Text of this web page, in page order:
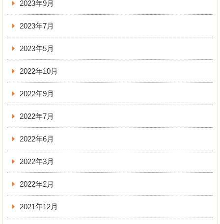
2023年9月
2023年7月
2023年5月
2022年10月
2022年9月
2022年7月
2022年6月
2022年3月
2022年2月
2021年12月